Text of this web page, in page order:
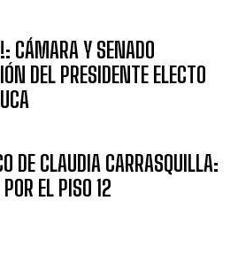
CÁMARA Y SENADO
DEL PRESIDENTE ELECTO
DE CLAUDIA CARRASQUILLA:
EL PISO 12